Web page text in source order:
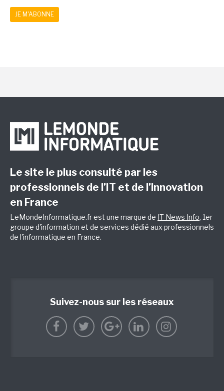
JE M'ABONNE
Le site le plus consulté par les
professionnels de l’IT et de l’innovation
en France
LeMondeInformatique.fr est une marque de IT News Info, 1er
groupe d'information et de services dédié aux professionnels
de l'informatique en France.
Suivez-nous sur les réseaux